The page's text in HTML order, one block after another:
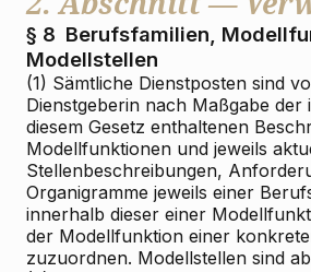
§ 8 Berufsfamilien,
Modellstellen
(1) Sämtliche Dienstposten sind
Dienstgeberin nach Maßgabe der
diesem Gesetz enthaltenen
Modellfunktionen und jeweils
Stellenbeschreibungen,
Organigramme jeweils einer
innerhalb dieser einer
der Modellfunktion einer
zuzuordnen. Modellstellen sind